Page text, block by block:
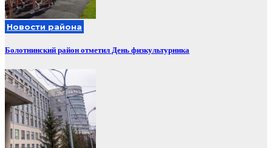
Новости района
Болотнинский район отметил День физкультурника